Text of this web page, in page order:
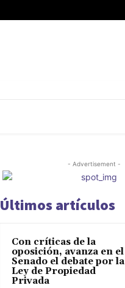
- Advertisement -
Últimos artículos
Con críticas de la
oposición, avanza en el
Senado el debate por la
Ley de Propiedad
Privada